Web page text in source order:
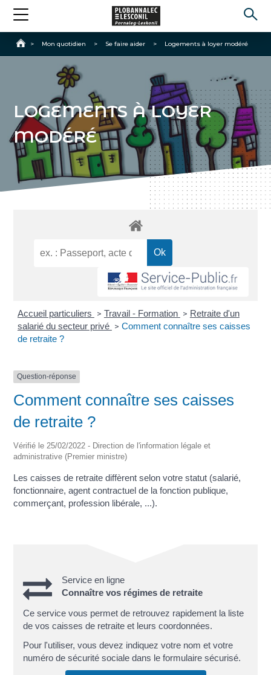
Accueil
> Mon quotidien > Se faire aider > Logements à loyer modéré
LOGEMENTS À LOYER
MODÉRÉ
Accueil particuliers > Travail - Formation > Retraite d'un
salarié du secteur privé > Comment connaître ses caisses
de retraite ?
Question-réponse
Comment connaître ses caisses
de retraite ?
Vérifié le 25/02/2022 - Direction de l'information légale et
administrative (Premier ministre)
Les caisses de retraite diffèrent selon votre statut (salarié,
fonctionnaire, agent contractuel de la fonction publique,
commerçant, profession libérale, ...).
Service en ligne
Connaître vos régimes de retraite
Ce service vous permet de retrouvez rapidement la liste
de vos caisses de retraite et leurs coordonnées.
Pour l'utiliser, vous devez indiquez votre nom et votre
numéro de sécurité sociale dans le formulaire sécurisé.